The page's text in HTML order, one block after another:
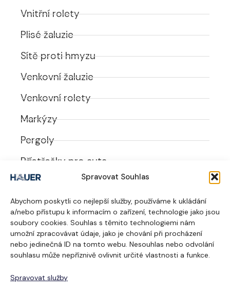
Spravovat Souhlas
Abychom poskytli co nejlepší služby, používáme k ukládání
a/nebo přístupu k informacím o zařízení, technologie jako jsou
soubory cookies. Souhlas s těmito technologiemi nám
umožní zpracovávat údaje, jako je chování při procházení
nebo jedinečná ID na tomto webu. Nesouhlas nebo odvolání
souhlasu může nepříznivě ovlivnit určité vlastnosti a funkce.
Spravovat služby
Vnitřní rolety
Plisé žaluzie
Sítě proti hmyzu
Venkovní žaluzie
Venkovní rolety
Markýzy
Pergoly
Přístřešky pro auta
UŽITEČNÉ ODKAZY
O nás
Realizace
Dodavatelé
Kontakt